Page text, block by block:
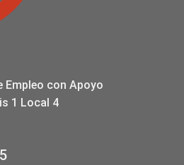
Empleo con Apoyo
1 Local 4